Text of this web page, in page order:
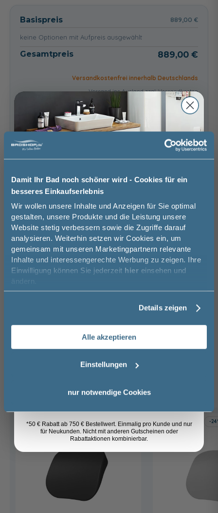
Damit Ihr Bad noch schöner wird - Cookies für ein
besseres Einkaufserlebnis
Wir wollen unsere Inhalte und Anzeigen für Sie optimal
gestalten, unsere Produkte und die Leistung unsere
Website stetig verbessern sowie die Zugriffe darauf
analysieren. Weiterhin setzen wir Cookies ein, um
gemeinsam mit unseren Marketingpartnern relevante
Inhalte und interessengerechte Werbung zu zeigen. Ihre
Einwilligung können Sie jederzeit hier einsehen und
ändern.
Details zeigen
Alle akzeptieren
Einstellungen
nur notwendige Cookies
Abdeckung
Abdeckung
Basispreis 889,00 €
keine Optionen mit Aufpreis ausgewählt
Gesamtpreis 889,00 €
Versandkostenfrei innerhalb Deutschlands
Versand ins Ausland zzgl.Versandkosten
+
Artikel merken
Lieferzeit:
ca. 2 - 3 Wochen
i
Spedition
Sicher einkaufen
Badewannen
Das passt dazu
Wannengriff (1)
-24% -
Jetzt 50 € sparen!
Melde Sie sich hier zu unserem
Newsletter an und sparen Sie
50€* auf Ihre Bestellung!
Vorname
Email
Anmelden
*50 € Rabatt ab 750 € Bestellwert. Einmalig pro Kunde und nur
für Neukunden. Nicht mit anderen Gutscheinen oder
Rabattaktionen kombinierbar.